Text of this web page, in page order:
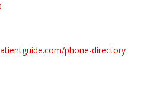
phone-directory